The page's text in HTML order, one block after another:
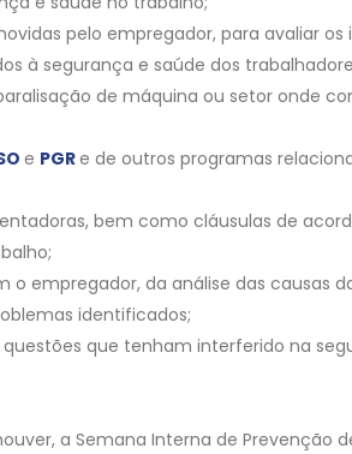
pelo empregador, para avaliar
à segurança e saúde dos
de máquina ou setor onde
e PGRe de outros programas
bem como cláusulas de
o empregador, da análise das causas
identificados;
que tenham interferido na
a Semana Interna de Prevenção